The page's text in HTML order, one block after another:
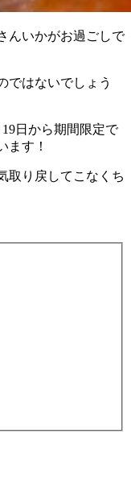
んいかがお過ごしで
ではないでしょう
日から期間限定で
ます！
取り戻してこなくち